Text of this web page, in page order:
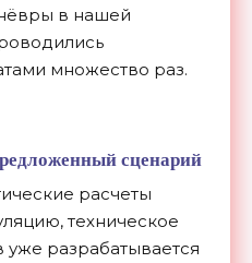
в нашей
множество раз.
сценарий
расчеты
техническое
разрабатывается